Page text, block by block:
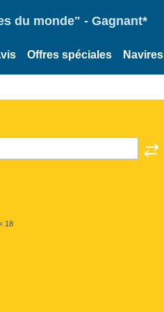
du monde" - Gagnant*
Offres spéciales Navires
18